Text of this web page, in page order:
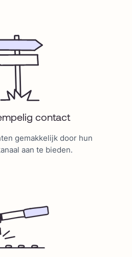
contact
gemakkelijk door hun
aan te bieden.